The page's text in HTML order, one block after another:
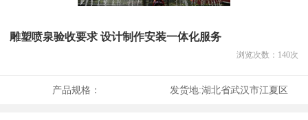
雕塑喷泉验收要求 设计制作安装一体化服务
浏览次数： 140次
产品规格： 发货地:湖北省武汉市江夏区